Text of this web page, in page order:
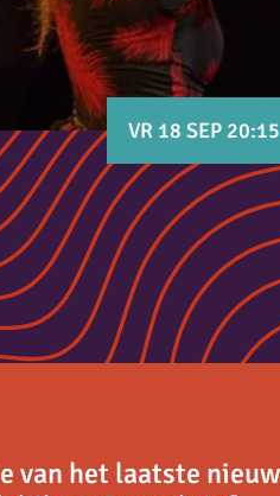
VR 18 SEP 20:15
van het laatste